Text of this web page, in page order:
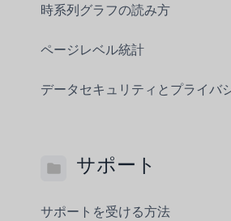
時系列グラフの読み方
ページレベル統計
データセキュリティとプライバ
サポート
サポートを受ける方法